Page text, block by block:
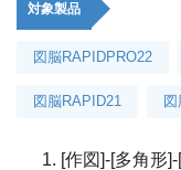
対象製品
図脳RAPIDPRO22
図脳RAPID21
[作図]-[多角形